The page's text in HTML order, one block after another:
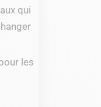
qui
les